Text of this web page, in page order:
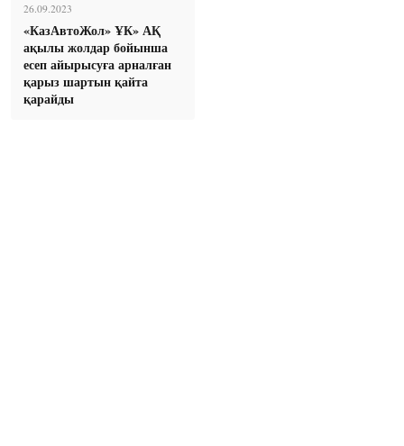
26.09.2023
«КазАвтоЖол» ҰК» АҚ
ақылы жолдар бойынша
есеп айырысуға арналған
қарыз шартын қайта
қарайды